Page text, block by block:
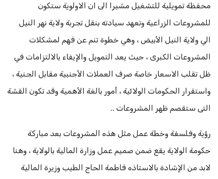
محفظة تمويلية للتشغيل مشيرا الى ان الاولوية ستكون
للمشروعات الزراعية وتعهد سيادته بنقل تجربة ولاية نهر النيل
الي ولاية النيل الأبيض ، وهي خطوة تنم عن فهم لمشكلات
المشروعات الكبرى ، حيث يعد التمويل والإيفاء بالالتزامات في
ظل تقلب الاسعار خاصة صرف العملات الأجنبية مقابل الجنية ،
واستقرار الحكومات الولائية ، أمور بالغة الأهمية وقد تكون القشة
التى ستقصم ظهر المشروعات ..
رؤية وفلسفة وخطة عمل مثل هذه المشروعات بعد مباركة
حكومة الولاية يقع ضمن صميم عمل وزارة المالية بالولاية ، وهنا
لابد من الإشادة بالاستاذه فاطمة الحاج الطيب وزيرة المالية